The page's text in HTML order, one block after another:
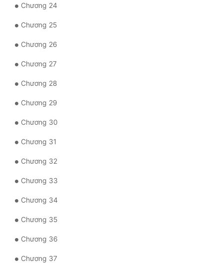
Chương 24
Chương 25
Chương 26
Chương 27
Chương 28
Chương 29
Chương 30
Chương 31
Chương 32
Chương 33
Chương 34
Chương 35
Chương 36
Chương 37